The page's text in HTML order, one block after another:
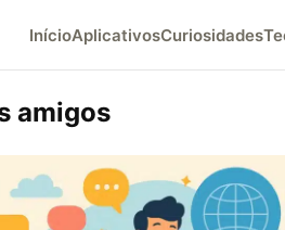
InícioAplicativosCuriosidades
amigos